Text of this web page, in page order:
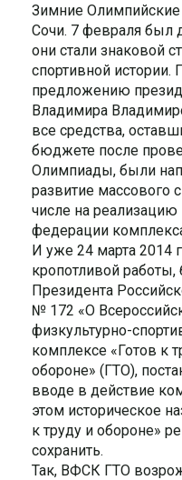
Зимние
Сочи. 7 февраля был
они стали знаковой
спортивной истории.
предложению
Владимира
все средства,
бюджете после
Олимпиады, были
развитие массового
числе на реализацию
федерации
И уже 24 марта 2014
кропотливой работы,
Президента
№ 172 «О
физкультурно-
комплексе «Готов к
обороне» (ГТО),
вводе в действие
этом историческое
к труду и обороне»
сохранить.
Так, ВФСК ГТО